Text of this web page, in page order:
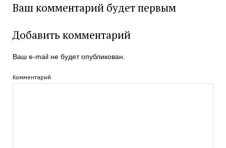
Ваш комментарий будет первым
Добавить комментарий
Ваш e-mail не будет опубликован.
Комментарий